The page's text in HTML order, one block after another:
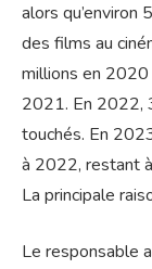
alors qu’environ
des films au
millions en
2021. En 2022,
touchés. En
à 2022, restant
La principale
Le responsable